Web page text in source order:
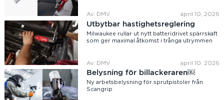
Av: DMV april 10, 2026
Utbytbar hastighetsreglering
Milwaukee rullar ut nytt batteridrivet spärrskaft
som ger maximal åtkomst i trånga utrymmen
Av: DMV april 10, 2026
Belysning för billackeraren￼
Ny arbetsbelysning för sprutpistoler från
Scangrip